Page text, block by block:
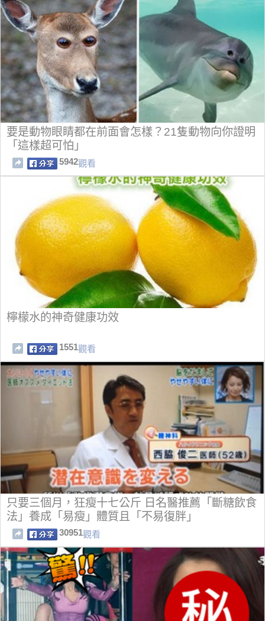
要是動物眼睛都在前面會怎樣？21隻動物向你證明
「這樣超可怕」
5942觀看
檸檬水的神奇健康功效
1551觀看
只要三個月，狂瘦十七公斤 日名醫推薦「斷糖飲食
法」養成「易瘦」體質且「不易復胖」
30951觀看